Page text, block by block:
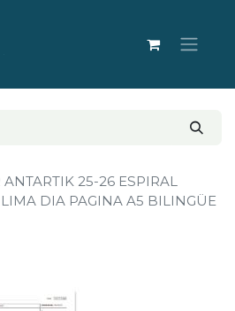
25-26 ESPIRAL
DIA PAGINA A5 BILINGÜE